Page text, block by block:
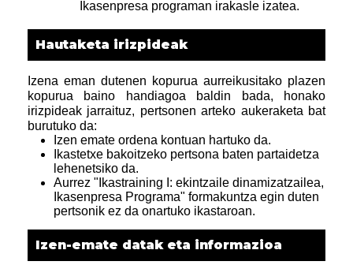
Ikasenpresa programan irakasle izatea.
Hautaketa irizpideak
Izena eman dutenen kopurua aurreikusitako plazen
kopurua baino handiagoa baldin bada, honako
irizpideak jarraituz, pertsonen arteko aukeraketa bat
burutuko da:
Izen emate ordena kontuan hartuko da.
Ikastetxe bakoitzeko pertsona baten partaidetza
lehenetsiko da.
Aurrez "Ikastraining I: ekintzaile dinamizatzailea,
Ikasenpresa Programa" formakuntza egin duten
pertsonik ez da onartuko ikastaroan.
Izen-emate datak eta informazioa